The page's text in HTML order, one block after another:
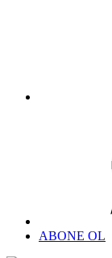
ABONE OL